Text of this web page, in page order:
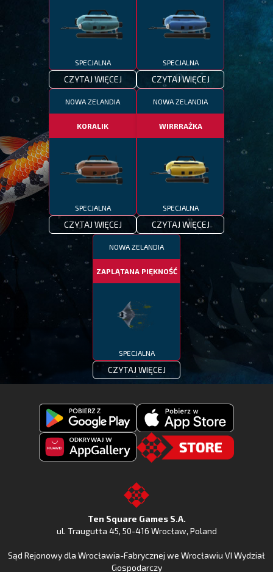
SPECJALNA
CZYTAJ WIĘCEJ
SPECJALNA
CZYTAJ WIĘCEJ
NOWA ZELANDIA
KORALIK
SPECJALNA
CZYTAJ WIĘCEJ
NOWA ZELANDIA
WIRRRAŻKA
SPECJALNA
CZYTAJ WIĘCEJ
NOWA ZELANDIA
ZAPLĄTANA PIĘKNOŚĆ
SPECJALNA
CZYTAJ WIĘCEJ
Pobierz
Fishing
Pobierz
Fishing
z
Apple
Store
Huawei
Gallery
to
the
Ten Square Games S.A.
ul. Traugutta 45, 50-416 Wrocław, Poland
Sąd Rejonowy dla Wrocławia-Fabrycznej we Wrocławiu VI Wydział
Gospodarczy